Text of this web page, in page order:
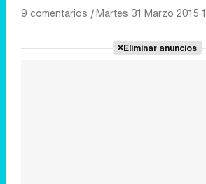
9 comentarios |Martes 31 Marzo 2015
Eliminar anuncios